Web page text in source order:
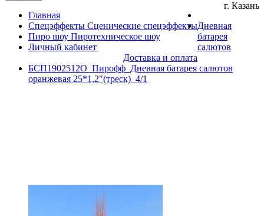
Главная
Спецэффекты Сценические спецэффекты
Пиро шоу Пиротехническое шоу
Личный кабинет
Доставка и оплата
г. Казань
Дневная
батарея
салютов
БСП1902512О_Пирофф_Дневная батарея салютов
оранжевая 25*1,2"(треск)_4/1